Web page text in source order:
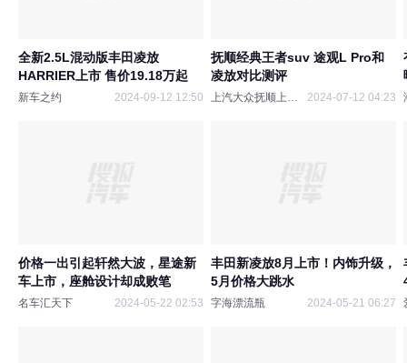
全新2.5L混动版丰田凌放
HARRIER上市 售价19.18万起
新车之约 2024-09-12 12:50
抚顺经典王者suv 途观L Pro和
凌放对比测评
上汽大众抚顺上辽4S店 2024-07-12 04:23
价格一出引起轩然大波，星途新
车上市，座舱设计却成败笔
名车汇天下 2024-05-22 02:53
丰田新凌放8月上市！内饰升级，
5月价格大跳水
字海漂流瓶 2024-05-21 06:27